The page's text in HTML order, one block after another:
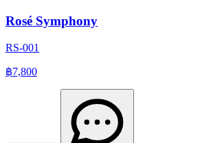
Rosé Symphony
RS-001
฿7,800